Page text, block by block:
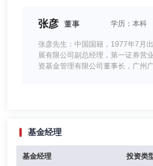
张彦 董事 学历：本科
张彦先生：中国国籍，1977年7月
展有限公司副总经理，第一证券营
资基金管理有限公司董事长，广州
刘根森先生：毕业于美国波士顿大
2013年11月，任深圳市大本创业
基金经理
基金经理 投资类